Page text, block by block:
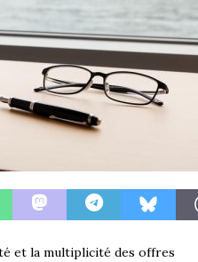
et la multiplicité des offres